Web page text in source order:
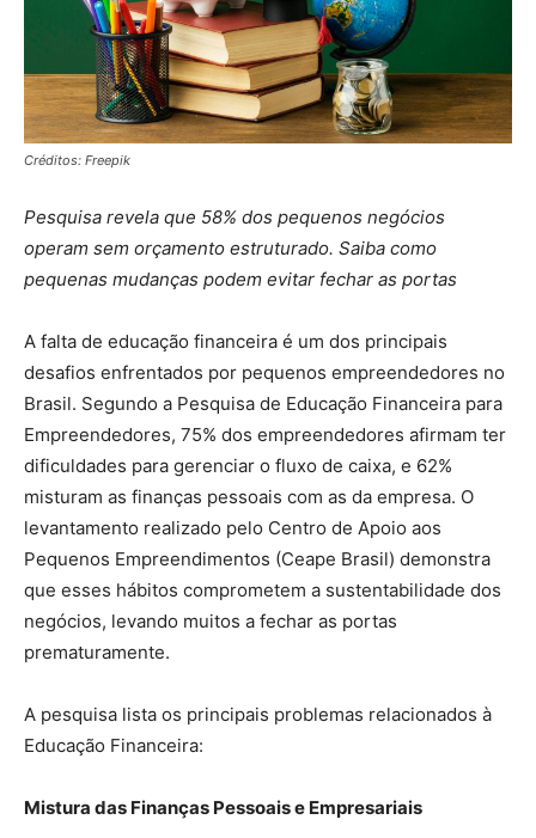
Créditos: Freepik
Pesquisa revela que 58% dos pequenos negócios
operam sem orçamento estruturado. Saiba como
pequenas mudanças podem evitar fechar as portas
A falta de educação financeira é um dos principais
desafios enfrentados por pequenos empreendedores no
Brasil. Segundo a Pesquisa de Educação Financeira para
Empreendedores, 75% dos empreendedores afirmam ter
dificuldades para gerenciar o fluxo de caixa, e 62%
misturam as finanças pessoais com as da empresa. O
levantamento realizado pelo Centro de Apoio aos
Pequenos Empreendimentos (Ceape Brasil) demonstra
que esses hábitos comprometem a sustentabilidade dos
negócios, levando muitos a fechar as portas
prematuramente.
A pesquisa lista os principais problemas relacionados à
Educação Financeira:
Mistura das Finanças Pessoais e Empresariais